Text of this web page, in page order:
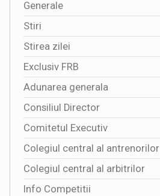
Generale
Stiri
Stirea zilei
Exclusiv FRB
Adunarea generala
Consiliul Director
Comitetul Executiv
Colegiul central al antrenorilor
Colegiul central al arbitrilor
Info Competitii